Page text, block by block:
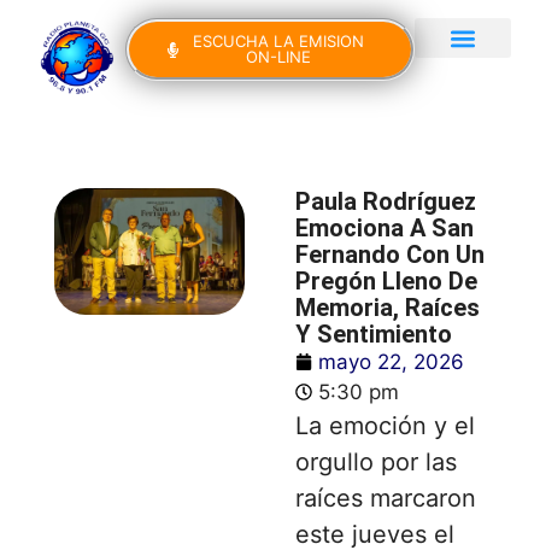
ESCUCHA LA EMISION
ON-LINE
Paula Rodríguez
Emociona A San
Fernando Con Un
Pregón Lleno De
Memoria, Raíces
Y Sentimiento
mayo 22, 2026
5:30 pm
La emoción y el
orgullo por las
raíces marcaron
este jueves el